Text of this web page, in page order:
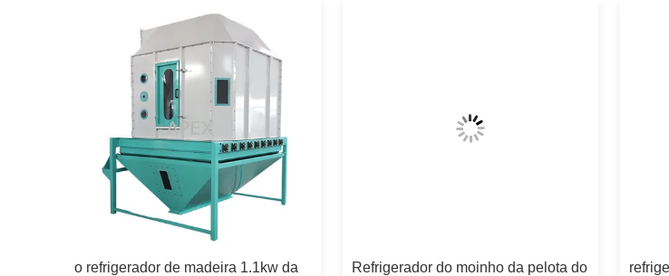
o refrigerador de madeira 1.1kw da
Refrigerador do moinho da pelota do